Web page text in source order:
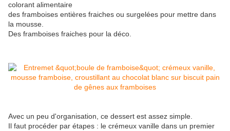
colorant alimentaire
des framboises entières fraiches ou surgelées pour mettre dans
la mousse.
Des framboises fraiches pour la déco.
Avec un peu d'organisation, ce dessert est assez simple.
Il faut procéder par étapes : le crémeux vanille dans un premier